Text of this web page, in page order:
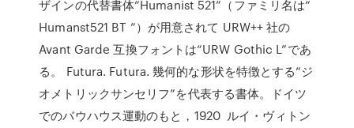
ザインの代替書体“Humanist 521”（ファミリ名は“
Humanst521 BT ”）が用意されて URW++ 社の
Avant Garde 互換フォントは“URW Gothic L”であ
る。 Futura. Futura. 幾何的な形状を特徴とする“ジ
オメトリックサンセリフ”を代表する書体。ドイツ
でのバウハウス運動のもと，1920 ルイ・ヴィトン